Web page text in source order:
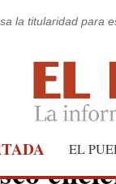
la titularidad para
EL